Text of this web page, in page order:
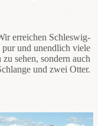
erreichen Schleswig-
und unendlich viele
sehen, sondern auch
und zwei Otter.